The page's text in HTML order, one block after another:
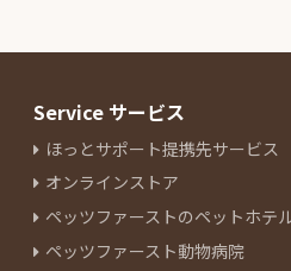
Service サービス
ほっとサポート提携先サービス
オンラインストア
ペッツファーストのペットホテ
ペッツファースト動物病院